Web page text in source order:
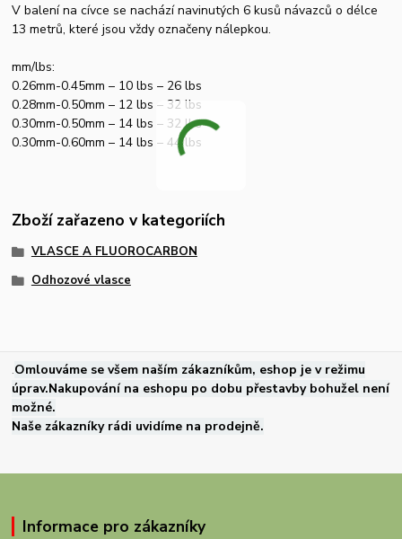
V balení na cívce se nachází navinutých 6 kusů návazců o délce
13 metrů, které jsou vždy označeny nálepkou.
mm/lbs:
0.26mm-0.45mm – 10 lbs – 26 lbs
0.28mm-0.50mm – 12 lbs – 32 lbs
0.30mm-0.50mm – 14 lbs – 32 lbs
0.30mm-0.60mm – 14 lbs – 44 lbs
Zboží zařazeno v kategoriích
VLASCE A FLUOROCARBON
Odhozové vlasce
.Omlouváme se všem naším zákazníkům, eshop je v režimu
úprav.Nakupování na eshopu po dobu přestavby bohužel není
možné.
Naše zákazníky rádi uvidíme na prodejně.
Informace pro zákazníky